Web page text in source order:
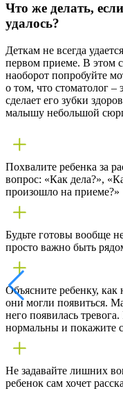
Что же делать,
удалось?
Деткам не всегда
первом приеме. В этом
наоборот попробуйте
о том, что стоматолог
сделает его зубки
малышу небольшой
Похвалите ребенка за
вопрос: «Как дела?»,
произошло на приеме?»
Будьте готовы вообще
просто важно быть
Объясните ребенку, как
они могли появиться.
него появилась
нормальны и покажите
Не задавайте лишних
ребенок сам хочет